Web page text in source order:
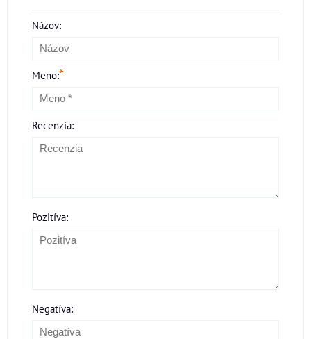
Názov:
Meno:*
Recenzia:
Pozitíva:
Negatíva: